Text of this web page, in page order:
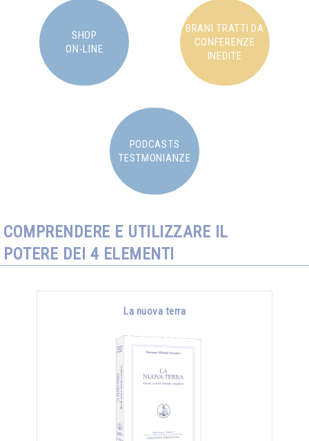
SHOP
ON-LINE
BRANI TRATTI DA
CONFERENZE
INEDITE
PODCASTS
TESTMONIANZE
COMPRENDERE E UTILIZZARE IL
POTERE DEI 4 ELEMENTI
La nuova terra